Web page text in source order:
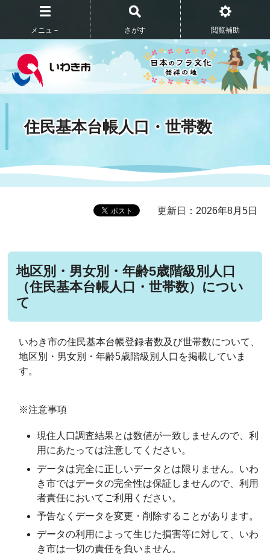
メニュ－ さがす 閲覧補助
住民基本台帳人口・世帯数
更新日：2026年8月5日
地区別・男女別・年齢5歳階級別人口
（住民基本台帳人口・世帯数）につい
て
いわき市の住民基本台帳登録者数及び世帯数について、
地区別・男女別・年齢5歳階級別人口を掲載していま
す。
※注意事項
現住人口調査結果とは数値が一致しませんので、利
用にあたっては注意してください。
データは完全に正しいデータとは限りません。いわ
き市ではデータの完全性は保証しませんので、利用
者責任においてご利用ください。
予告なくデータを変更・削除することがあります。
データの利用によって生じた損害等に対して、いわ
き市は一切の責任を負いません。